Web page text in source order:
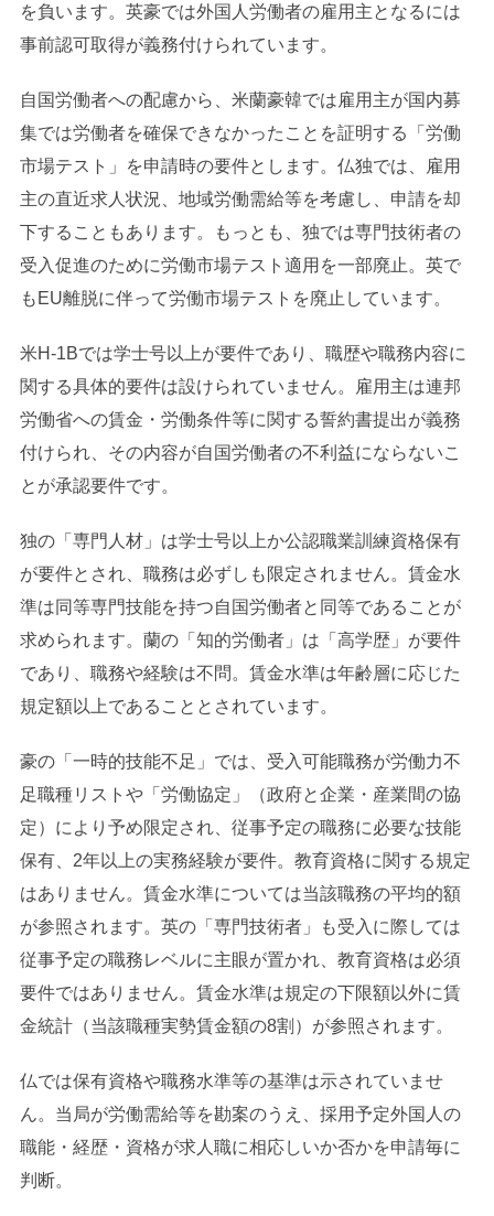
を負います。英豪では外国人労働者の雇用主となるには
事前認可取得が義務付けられています。
自国労働者への配慮から、米蘭豪韓では雇用主が国内募
集では労働者を確保できなかったことを証明する「労働
市場テスト」を申請時の要件とします。仏独では、雇用
主の直近求人状況、地域労働需給等を考慮し、申請を却
下することもあります。もっとも、独では専門技術者の
受入促進のために労働市場テスト適用を一部廃止。英で
もEU離脱に伴って労働市場テストを廃止しています。
米H-1Bでは学士号以上が要件であり、職歴や職務内容に
関する具体的要件は設けられていません。雇用主は連邦
労働省への賃金・労働条件等に関する誓約書提出が義務
付けられ、その内容が自国労働者の不利益にならないこ
とが承認要件です。
独の「専門人材」は学士号以上か公認職業訓練資格保有
が要件とされ、職務は必ずしも限定されません。賃金水
準は同等専門技能を持つ自国労働者と同等であることが
求められます。蘭の「知的労働者」は「高学歴」が要件
であり、職務や経験は不問。賃金水準は年齢層に応じた
規定額以上であることとされています。
豪の「一時的技能不足」では、受入可能職務が労働力不
足職種リストや「労働協定」（政府と企業・産業間の協
定）により予め限定され、従事予定の職務に必要な技能
保有、2年以上の実務経験が要件。教育資格に関する規定
はありません。賃金水準については当該職務の平均的額
が参照されます。英の「専門技術者」も受入に際しては
従事予定の職務レベルに主眼が置かれ、教育資格は必須
要件ではありません。賃金水準は規定の下限額以外に賃
金統計（当該職種実勢賃金額の8割）が参照されます。
仏では保有資格や職務水準等の基準は示されていませ
ん。当局が労働需給等を勘案のうえ、採用予定外国人の
職能・経歴・資格が求人職に相応しいか否かを申請毎に
判断。